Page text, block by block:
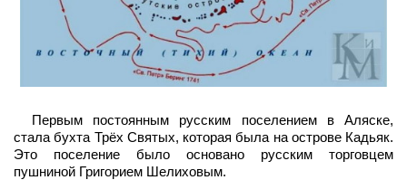
Первым постоянным русским поселением в Аляске,
стала бухта Трёх Святых, которая была на острове Кадьяк.
Это поселение было основано русским торговцем
пушниной Григорием Шелиховым.